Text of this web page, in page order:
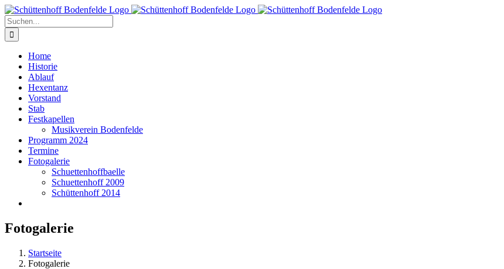
Zum
Inhalt
springen
Suche
nach:
Home
Historie
Ablauf
Hexentanz
Vorstand
Stab
Festkapellen
Musikverein Bodenfelde
Programm 2024
Termine
Fotogalerie
Schuettenhoffbaelle
Schuettenhoff 2009
Schüttenhoff 2014
Fotogalerie
Startseite
Fotogalerie